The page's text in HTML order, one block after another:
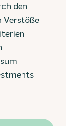
den
Verstöße